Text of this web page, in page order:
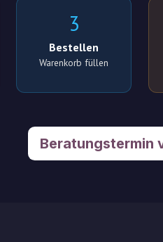
3
Bestellen
Warenkorb füllen
Beratungstermin